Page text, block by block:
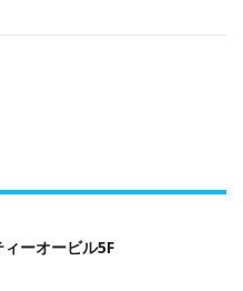
ーオービル5F